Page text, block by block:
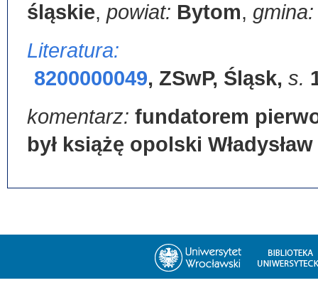
śląskie, powiat: Bytom,
Literatura:
8200000049, ZSwP, Śląsk, s.
komentarz: fundatorem
był książę opolski Władysław